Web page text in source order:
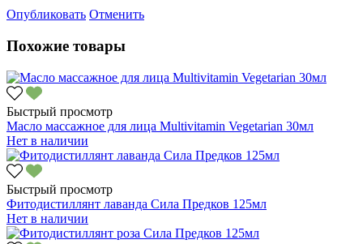
Опубликовать Отменить
Похожие товары
Быстрый просмотр
Масло массажное для лица Multivitamin Vegetarian 30мл
Нет в наличии
Быстрый просмотр
Фитодистиллянт лаванда Сила Предков 125мл
Нет в наличии